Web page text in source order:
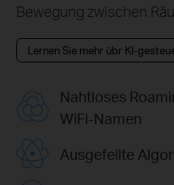
Bewegung zwischen
Lernen Sie mehr übr KI-
Nahtloses
WiFi-Namen
Ausgefeilte